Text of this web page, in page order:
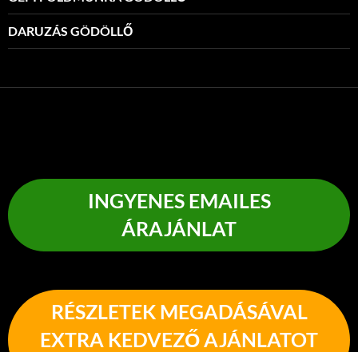
DARUZÁS GÖDÖLLŐ
INGYENES EMAILES
ÁRAJÁNLAT
RÉSZLETEK MEGADÁSÁVAL
EXTRA KEDVEZŐ AJÁNLATOT